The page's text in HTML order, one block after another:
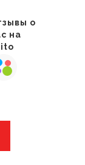
о
на